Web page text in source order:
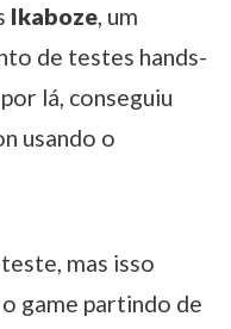
Ikaboze, um
de testes hands-
lá, conseguiu
usando o
mas isso
game partindo de